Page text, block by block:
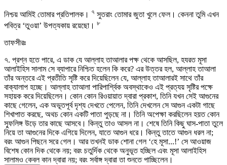
নিশ্চয় আমিই তোমার প্রতিপালক। ৭ সুতরাং তোমার জুতা খুলে ফেল। কেননা তুমি এখন
পবিত্র ‘তুওয়া’ উপত্যকায় রয়েছো। ৮
তাফসীরঃ
৭. প্রশ্ন হতে পারে, এ ডাক যে আল্লাহ তাআলার পক্ষ থেকে আসছিল, হযরত মূসা
আলাইহিস সালাম সে ব্যাপারে নিশ্চিত হলেন কি করে? এর উত্তর হল, আল্লাহ তাআলা
তাঁর অন্তরে এই প্রতীতি সৃষ্টি করে দিয়েছিলেন যে, আল্লাহ তাআলারই সাথে তাঁর
বাক্যালাপ হচ্ছে। আল্লাহ তাআলা পারিপার্শ্বিক অবস্থাকেও এই প্রত্যয় সৃষ্টির পক্ষে
সহায়ক করে দিয়েছিলেন। কোন কোন রিওয়ায়াত দ্বারা প্রকাশ, তিনি যখন সেই আগুনের
কাছে গেলেন, এক অভূতপূর্ব দৃশ্য দেখতে পেলেন, তিনি দেখলেন সে আগুন একটা গাছে
শিখাপাত করছে, অথচ কোন একটি পাতা পুড়ছে না। তিনি অপেক্ষা করছিলেন হয়ত কোন
স্ফুলিঙ্গ উড়ে তার কাছে আসবে। কিন্তু তাও আসল না। শেষে তিনি কিছু ঘাস-পাতা তুলে
নিয়ে তা আগুনের দিকে এগিয়ে দিলেন, যাতে আগুন ধরে। কিন্তু তাতে আগুন ধরল না;
বরং আগুন পিছনে সরে গেল। আর তখনই ডাক শোনা গেল ‘হে মূসা...!’ সে আওয়াজ
বিশেষ কোন দিক থেকে নয়; বরং চতুর্দিক থেকে অনুভূত হচ্ছিল এবং মূসা আলাইহিস
সালামও কেবল কান দ্বারা নয়; বরং সর্বাঙ্গ দ্বারা তা শুনতে পাচ্ছিলেন।